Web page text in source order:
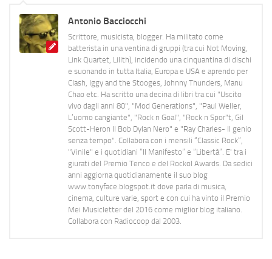
Antonio Bacciocchi
Scrittore, musicista, blogger. Ha militato come
batterista in una ventina di gruppi (tra cui Not Moving,
Link Quartet, Lilith), incidendo una cinquantina di dischi
e suonando in tutta Italia, Europa e USA e aprendo per
Clash, Iggy and the Stooges, Johnny Thunders, Manu
Chao etc. Ha scritto una decina di libri tra cui "Uscito
vivo dagli anni 80", "Mod Generations", "Paul Weller,
L’uomo cangiante", "Rock n Goal", "Rock n Spor"t, Gil
Scott-Heron Il Bob Dylan Nero" e "Ray Charles- Il genio
senza tempo". Collabora con i mensili “Classic Rock”,
"Vinile" e i quotidiani “Il Manifesto” e “Libertà”. E' tra i
giurati del Premio Tenco e del Rockol Awards. Da sedici
anni aggiorna quotidianamente il suo blog
www.tonyface.blogspot.it dove parla di musica,
cinema, culture varie, sport e con cui ha vinto il Premio
Mei Musicletter del 2016 come miglior blog italiano.
Collabora con Radiocoop dal 2003.